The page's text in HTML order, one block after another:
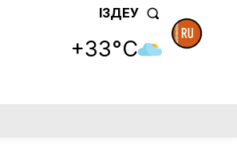
ІЗДЕУ
+33°C